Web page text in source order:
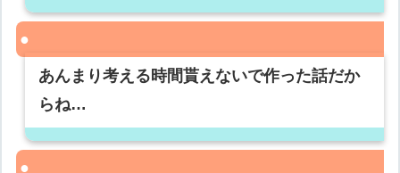
あんまり考える時間貰えないで作った話だか
らね…